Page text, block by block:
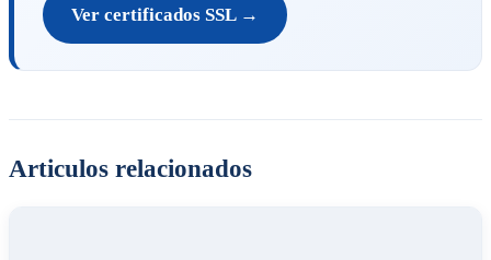
Ver certificados SSL →
Articulos relacionados